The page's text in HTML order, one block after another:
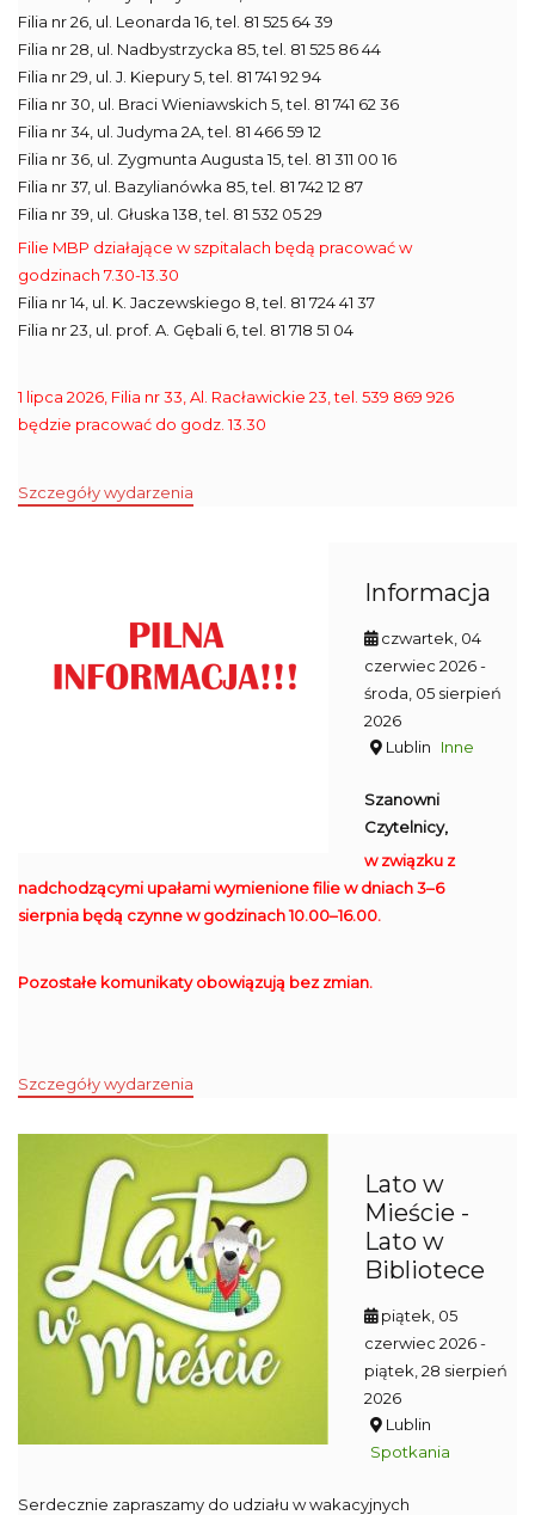
Filia nr 26, ul. Leonarda 16, tel. 81 525 64 39
Filia nr 28, ul. Nadbystrzycka 85, tel. 81 525 86 44
Filia nr 29, ul. J. Kiepury 5, tel. 81 741 92 94
Filia nr 30, ul. Braci Wieniawskich 5, tel. 81 741 62 36
Filia nr 34, ul. Judyma 2A, tel. 81 466 59 12
Filia nr 36, ul. Zygmunta Augusta 15, tel. 81 311 00 16
Filia nr 37, ul. Bazylianówka 85, tel. 81 742 12 87
Filia nr 39, ul. Głuska 138, tel. 81 532 05 29
Filie MBP działające w szpitalach będą pracować w
godzinach 7.30-13.30
Filia nr 14, ul. K. Jaczewskiego 8, tel. 81 724 41 37
Filia nr 23, ul. prof. A. Gębali 6, tel. 81 718 51 04
1 lipca 2026, Filia nr 33, Al. Racławickie 23, tel. 539 869 926
będzie pracować do godz. 13.30
Szczegóły wydarzenia
Informacja
czwartek, 04
czerwiec 2026-
środa, 05 sierpień
2026
Lublin
Inne
Szanowni
Czytelnicy,
w związku z
nadchodzącymi upałami wymienione filie w dniach 3–6
sierpnia będą czynne w godzinach 10.00–16.00.
Pozostałe komunikaty obowiązują bez zmian.
Szczegóły wydarzenia
Lato w
Mieście -
Lato w
Bibliotece
piątek, 05
czerwiec 2026-
piątek, 28 sierpień
2026
Lublin
Spotkania
Serdecznie zapraszamy do udziału w wakacyjnych